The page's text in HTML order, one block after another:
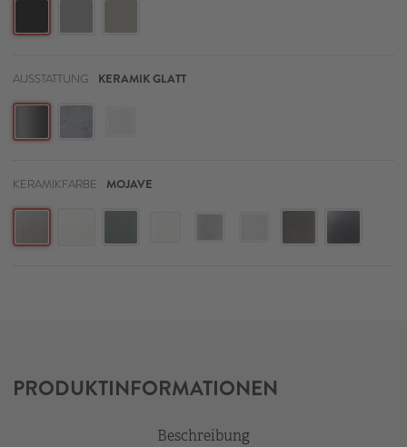
AUSSTATTUNG KERAMIK GLATT
KERAMIKFARBE MOJAVE
PRODUKTINFORMATIONEN
Beschreibung